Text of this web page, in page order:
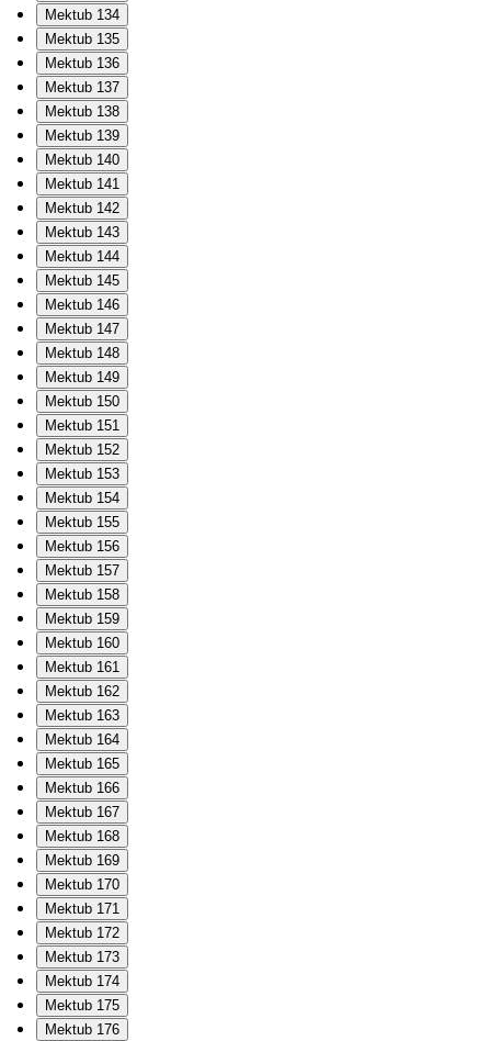
Mektub 134
Mektub 135
Mektub 136
Mektub 137
Mektub 138
Mektub 139
Mektub 140
Mektub 141
Mektub 142
Mektub 143
Mektub 144
Mektub 145
Mektub 146
Mektub 147
Mektub 148
Mektub 149
Mektub 150
Mektub 151
Mektub 152
Mektub 153
Mektub 154
Mektub 155
Mektub 156
Mektub 157
Mektub 158
Mektub 159
Mektub 160
Mektub 161
Mektub 162
Mektub 163
Mektub 164
Mektub 165
Mektub 166
Mektub 167
Mektub 168
Mektub 169
Mektub 170
Mektub 171
Mektub 172
Mektub 173
Mektub 174
Mektub 175
Mektub 176